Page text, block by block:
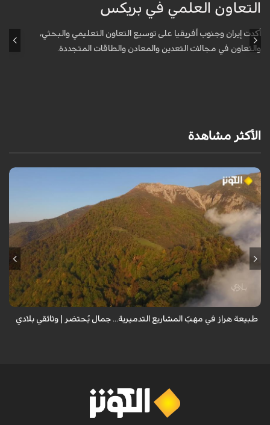
التعاون العلمي في بريكس
أكدت إيران وجنوب أفريقيا على توسيع التعاون التعليمي والبحثي،
والتعاون في مجالات التعدين والمعادن والطاقات المتجددة.
الأكثر مشاهدة
من قلب طبيعة هراز التي كانت يوماً من أجمل الموائل الطبيعية في إيران، يحذر
المعد من كارثة بيئية: "وحش الأعمال والمشاريع التدميرية تنهش بجسم
طبيعة هراز في مهبّ المشاريع التدميرية... جمال يُحتضر | وثائقي بلادي